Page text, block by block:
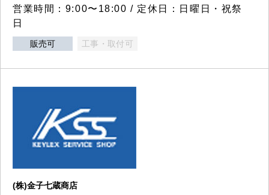
営業時間：9:00〜18:00 / 定休日：日曜日・祝祭
日
販売可 工事・取付可
(株)金子七蔵商店